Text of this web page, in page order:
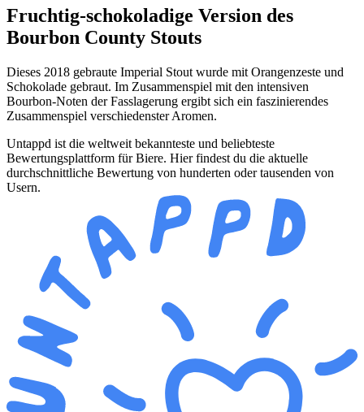
Fruchtig-schokoladige Version des
Bourbon County Stouts
Dieses 2018 gebraute Imperial Stout wurde mit Orangenzeste und
Schokolade gebraut. Im Zusammenspiel mit den intensiven
Bourbon-Noten der Fasslagerung ergibt sich ein faszinierendes
Zusammenspiel verschiedenster Aromen.
Untappd ist die weltweit bekannteste und beliebteste
Bewertungsplattform für Biere. Hier findest du die aktuelle
durchschnittliche Bewertung von hunderten oder tausenden von
Usern.